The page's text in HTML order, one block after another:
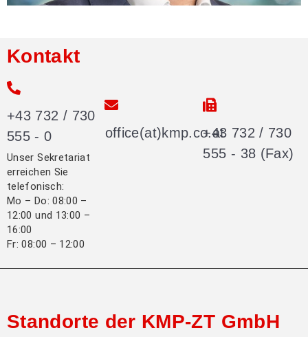
Kontakt
+43 732 / 730
555 - 0
Unser Sekretariat
erreichen Sie
telefonisch:
Mo – Do: 08:00 –
12:00 und 13:00 –
16:00
Fr: 08:00 – 12:00
office(at)kmp.co.at+43 732 / 730
555 - 38 (Fax)
Standorte der KMP-ZT GmbH